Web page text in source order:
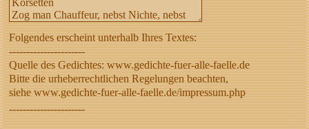
Folgendes erscheint unterhalb Ihres Textes:
----------------------
Quelle des Gedichtes: www.gedichte-fuer-alle-faelle.de
Bitte die urheberrechtlichen Regelungen beachten,
siehe www.gedichte-fuer-alle-faelle.de/impressum.php
----------------------